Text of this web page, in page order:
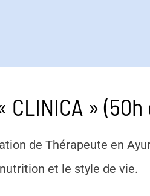
»
de Thérapeute en
et le style de vie.